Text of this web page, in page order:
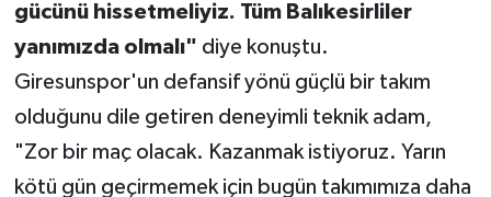
gücünü hissetmeliyiz. Tüm Balıkesirliler
yanımızda olmalı" diye konuştu.
Giresunspor'un defansif yönü güçlü bir takım
olduğunu dile getiren deneyimli teknik adam,
"Zor bir maç olacak. Kazanmak istiyoruz. Yarın
kötü gün geçirmemek için bugün takımımıza daha